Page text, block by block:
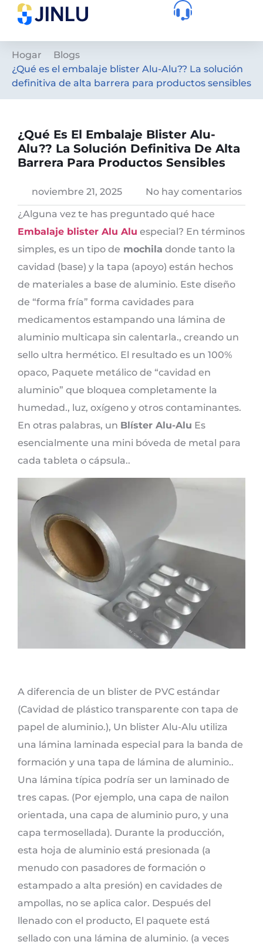
Hogar
Blogs
¿Qué es el embalaje blister Alu-Alu?? La solución
definitiva de alta barrera para productos sensibles
¿Qué Es El Embalaje Blister Alu-
Alu?? La Solución Definitiva De Alta
Barrera Para Productos Sensibles
noviembre 21, 2025
No hay comentarios
¿Alguna vez te has preguntado qué hace
Embalaje blister Alu Alu especial? En términos
simples, es un tipo de mochila donde tanto la
cavidad (base) y la tapa (apoyo) están hechos
de materiales a base de aluminio. Este diseño
de “forma fría” forma cavidades para
medicamentos estampando una lámina de
aluminio multicapa sin calentarla., creando un
sello ultra hermético. El resultado es un 100%
opaco, Paquete metálico de “cavidad en
aluminio” que bloquea completamente la
humedad., luz, oxígeno y otros contaminantes.
En otras palabras, un Blíster Alu-Alu Es
esencialmente una mini bóveda de metal para
cada tableta o cápsula..
A diferencia de un blister de PVC estándar
(Cavidad de plástico transparente con tapa de
papel de aluminio.), Un blister Alu-Alu utiliza
una lámina laminada especial para la banda de
formación y una tapa de lámina de aluminio..
Una lámina típica podría ser un laminado de
tres capas. (Por ejemplo, una capa de nailon
orientada, una capa de aluminio puro, y una
capa termosellada). Durante la producción,
esta hoja de aluminio está presionada (a
menudo con pasadores de formación o
estampado a alta presión) en cavidades de
ampollas, no se aplica calor. Después del
llenado con el producto, El paquete está
sellado con una lámina de aluminio. (a veces